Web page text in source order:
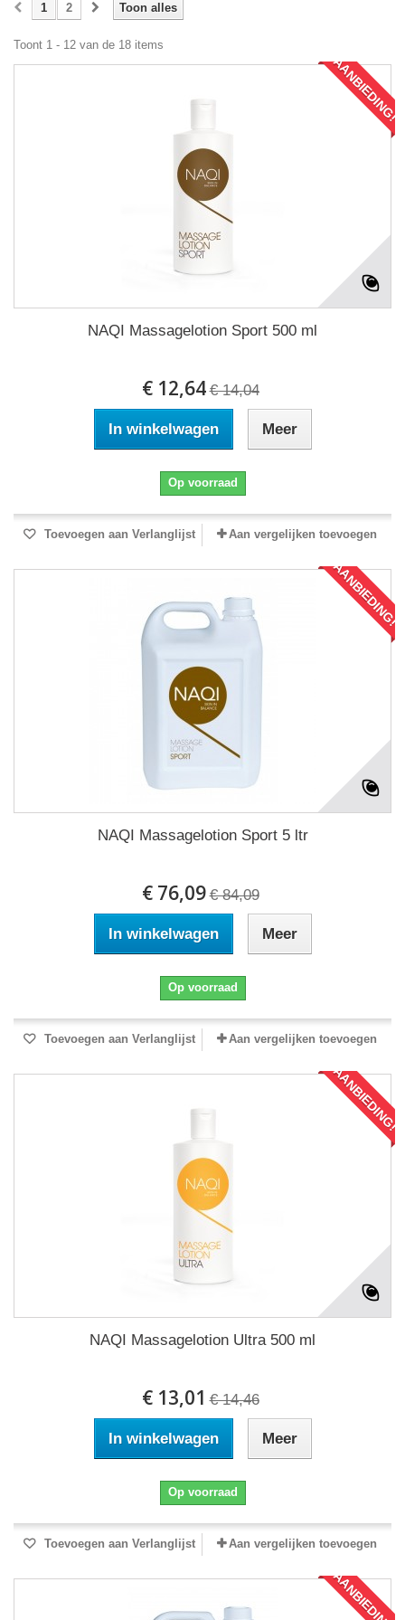
Toon alles
1 2
Toont 1 - 12 van de 18 items
AANBIEDING!
NAQI Massagelotion Sport 500 ml
€ 12,64 € 14,04
In winkelwagen Meer
Op voorraad
Toevoegen aan Verlanglijst Aan vergelijken toevoegen
AANBIEDING!
NAQI Massagelotion Sport 5 ltr
€ 76,09 € 84,09
In winkelwagen Meer
Op voorraad
Toevoegen aan Verlanglijst Aan vergelijken toevoegen
AANBIEDING!
NAQI Massagelotion Ultra 500 ml
€ 13,01 € 14,46
In winkelwagen Meer
Op voorraad
Toevoegen aan Verlanglijst Aan vergelijken toevoegen
AANBIEDING!